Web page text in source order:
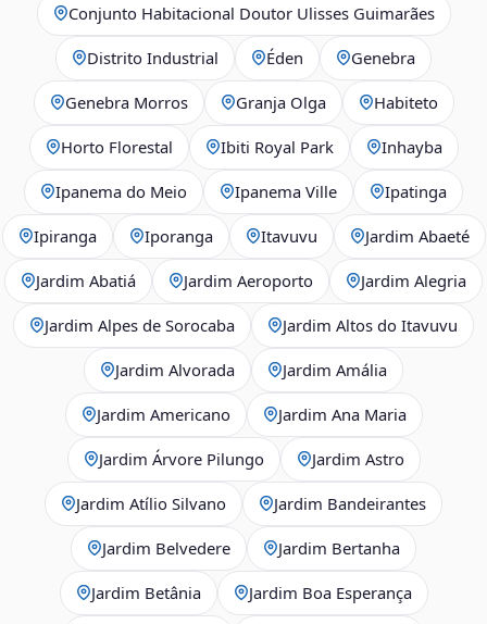
Conjunto Habitacional Doutor Ulisses Guimarães
Distrito Industrial Éden Genebra
Genebra Morros Granja Olga Habiteto
Horto Florestal Ibiti Royal Park Inhayba
Ipanema do Meio Ipanema Ville Ipatinga
Ipiranga Iporanga Itavuvu Jardim Abaeté
Jardim Abatiá Jardim Aeroporto Jardim Alegria
Jardim Alpes de Sorocaba Jardim Altos do Itavuvu
Jardim Alvorada Jardim Amália
Jardim Americano Jardim Ana Maria
Jardim Árvore Pilungo Jardim Astro
Jardim Atílio Silvano Jardim Bandeirantes
Jardim Belvedere Jardim Bertanha
Jardim Betânia Jardim Boa Esperança